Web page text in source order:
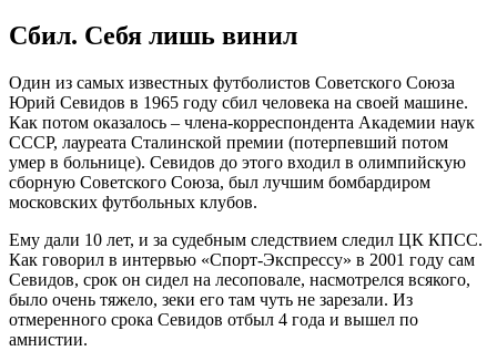
Сбил. Себя лишь винил
Один из самых известных футболистов Советского Союза
Юрий Севидов в 1965 году сбил человека на своей машине.
Как потом оказалось – члена-корреспондента Академии наук
СССР, лауреата Сталинской премии (потерпевший потом
умер в больнице). Севидов до этого входил в олимпийскую
сборную Советского Союза, был лучшим бомбардиром
московских футбольных клубов.
Ему дали 10 лет, и за судебным следствием следил ЦК КПСС.
Как говорил в интервью «Спорт-Экспрессу» в 2001 году сам
Севидов, срок он сидел на лесоповале, насмотрелся всякого,
было очень тяжело, зеки его там чуть не зарезали. Из
отмеренного срока Севидов отбыл 4 года и вышел по
амнистии.